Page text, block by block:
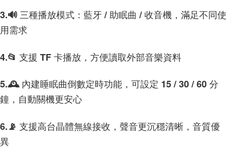
【注意事項】
１．透過由恩沛科技股份有限公司提供之「AFTEE先享後付」服務完成之交
易，需依本服務之必要範圍內提供個人資料，並將交易相關給付款項請求債
２．關於個人資料處理事宜，請瀏覽以下網址：
https://aftee.tw/terms/#terms3
「AFTEE先享後付」，若未經同意申辦者引起之損失，本公司不負相關責
任。
４．使用「AFTEE先享後付」時，將依據個別帳號之用戶狀況，依本公司即
５．嚴禁一人註冊多個帳號或使用他人資訊註冊。若發現惡意使用之情形，
3.🔊 三種播放模式：藍牙 / 助眠曲 / 收音機，滿足不同使
用需求
4.📂 支援 TF 卡播放，方便讀取外部音樂資料
5.🕰️ 內建睡眠曲倒數定時功能，可設定 15 / 30 / 60 分
鐘，自動關機更安心
6.📡 支援高台晶體無線接收，聲音更沉穩清晰，音質優
異